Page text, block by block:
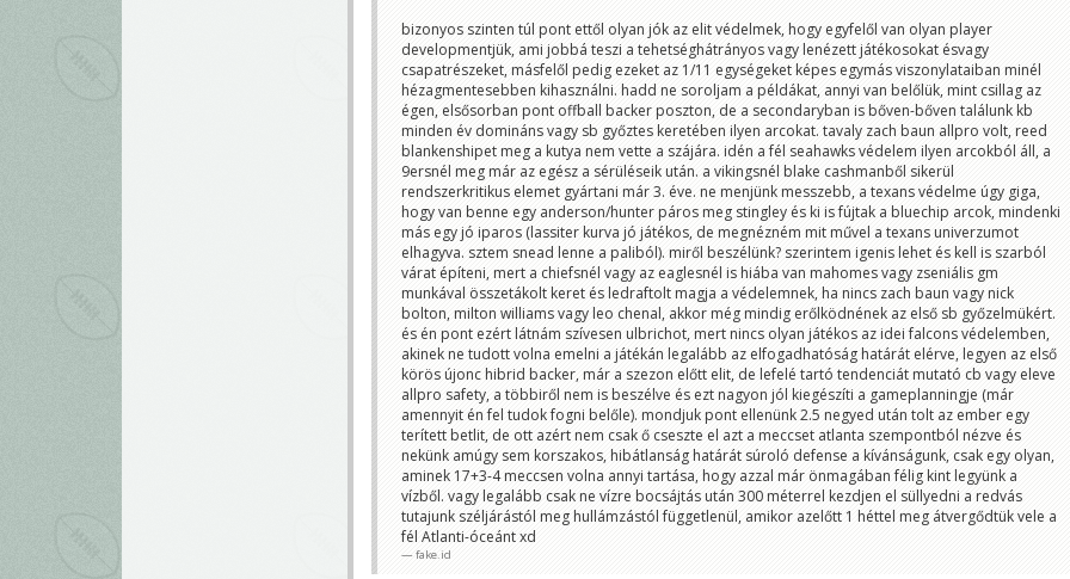
bizonyos szinten túl pont ettől olyan jók az elit védelmek, hogy egyfelől van olyan player
developmentjük, ami jobbá teszi a tehetséghátrányos vagy lenézett játékosokat ésvagy
csapatrészeket, másfelől pedig ezeket az 1/11 egységeket képes egymás viszonylataiban minél
hézagmentesebben kihasználni. hadd ne soroljam a példákat, annyi van belőlük, mint csillag az
égen, elsősorban pont offball backer poszton, de a secondaryban is bőven-bőven találunk kb
minden év domináns vagy sb győztes keretében ilyen arcokat. tavaly zach baun allpro volt, reed
blankenshipet meg a kutya nem vette a szájára. idén a fél seahawks védelem ilyen arcokból áll, a
9ersnél meg már az egész a sérüléseik után. a vikingsnél blake cashmanből sikerül
rendszerkritikus elemet gyártani már 3. éve. ne menjünk messzebb, a texans védelme úgy giga,
hogy van benne egy anderson/hunter páros meg stingley és ki is fújtak a bluechip arcok, mindenki
más egy jó iparos (lassiter kurva jó játékos, de megnézném mit művel a texans univerzumot
elhagyva. sztem snead lenne a paliból). miről beszélünk? szerintem igenis lehet és kell is szarból
várat építeni, mert a chiefsnél vagy az eaglesnél is hiába van mahomes vagy zseniális gm
munkával összetákolt keret és ledraftolt magja a védelemnek, ha nincs zach baun vagy nick
bolton, milton williams vagy leo chenal, akkor még mindig erőlködnének az első sb győzelmükért.
és én pont ezért látnám szívesen ulbrichot, mert nincs olyan játékos az idei falcons védelemben,
akinek ne tudott volna emelni a játékán legalább az elfogadhatóság határát elérve, legyen az első
körös újonc hibrid backer, már a szezon előtt elit, de lefelé tartó tendenciát mutató cb vagy eleve
allpro safety, a többiről nem is beszélve és ezt nagyon jól kiegészíti a gameplanningje (már
amennyit én fel tudok fogni belőle). mondjuk pont ellenünk 2.5 negyed után tolt az ember egy
terített betlit, de ott azért nem csak ő cseszte el azt a meccset atlanta szempontból nézve és
nekünk amúgy sem korszakos, hibátlanság határát súroló defense a kívánságunk, csak egy olyan,
aminek 17+3-4 meccsen volna annyi tartása, hogy azzal már önmagában félig kint legyünk a
vízből. vagy legalább csak ne vízre bocsájtás után 300 méterrel kezdjen el süllyedni a redvás
tutajunk széljárástól meg hullámzástól függetlenül, amikor azelőtt 1 héttel meg átvergődtük vele a
fél Atlanti-óceánt xd
fake.id